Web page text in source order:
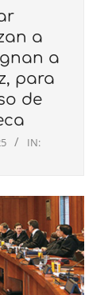
a
a
para
de
IN: